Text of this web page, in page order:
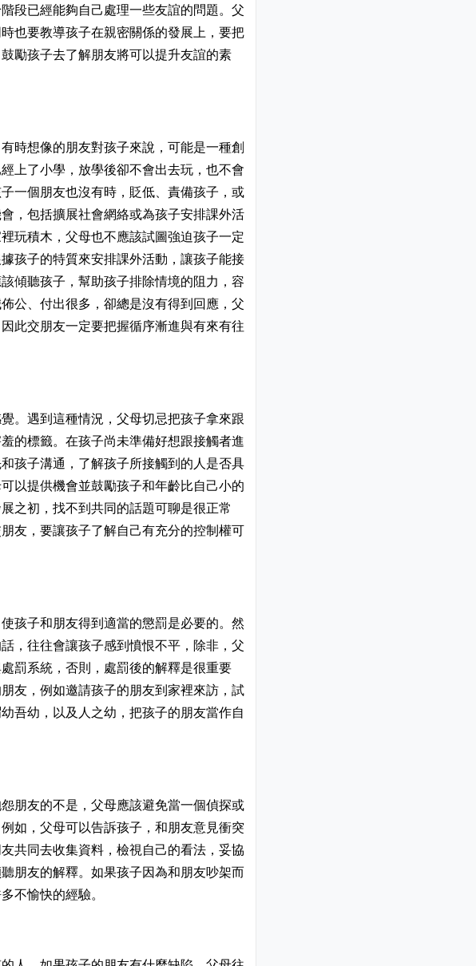
段已經能夠自己處理一些友誼的問題。父
也要教導孩子在親密關係的發展上，要把
勵孩子去了解朋友將可以提升友誼的素
時想像的朋友對孩子來說，可能是一種創
上了小學，放學後卻不會出去玩，也不會
一個朋友也沒有時，貶低、責備孩子，或
，包括擴展社會網絡或為孩子安排課外活
玩積木，父母也不應該試圖強迫孩子一定
孩子的特質來安排課外活動，讓孩子能接
傾聽孩子，幫助孩子排除情境的阻力，容
公、付出很多，卻總是沒有得到回應，父
此交朋友一定要把握循序漸進與有來有往
。遇到這種情況，父母切忌把孩子拿來跟
的標籤。在孩子尚未準備好想跟接觸者進
孩子溝通，了解孩子所接觸到的人是否具
以提供機會並鼓勵孩子和年齡比自己小的
之初，找不到共同的話題可聊是很正常
友，要讓孩子了解自己有充分的控制權可
孩子和朋友得到適當的懲罰是必要的。然
，往往會讓孩子感到憤恨不平，除非，父
罰系統，否則，處罰後的解釋是很重要
友，例如邀請孩子的朋友到家裡來訪，試
吾幼，以及人之幼，把孩子的朋友當作自
朋友的不是，父母應該避免當一個偵探或
如，父母可以告訴孩子，和朋友意見衝突
共同去收集資料，檢視自己的看法，妥協
朋友的解釋。如果孩子因為和朋友吵架而
不愉快的經驗。